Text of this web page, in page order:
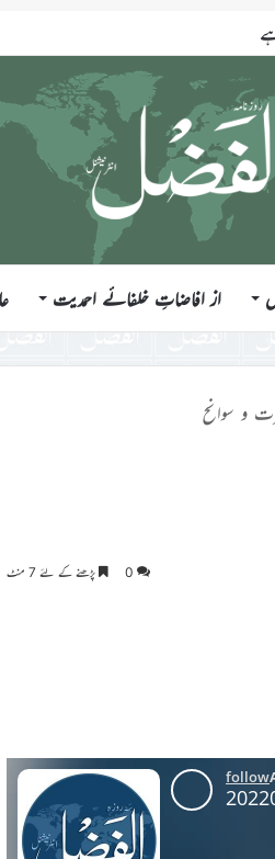
ہیں
از افاضاتِ خلفائے احمدیت
و سوانح
0 پڑھنے کے لئے 7 منٹ